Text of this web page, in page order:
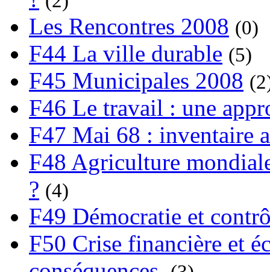
Les Rencontres 2008 (0)
F44 La ville durable (5)
F45 Municipales 2008
F46 Le travail : une
F47 Mai 68 : inventaire
F48 Agriculture
? (4)
F49 Démocratie et
F50 Crise financière et